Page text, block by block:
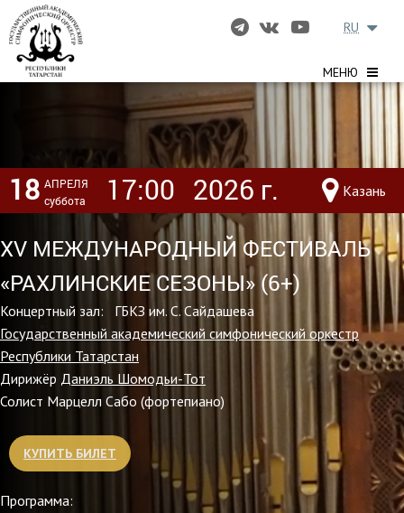
МЕНЮ
RU
18 АПРЕЛЯ
суббота
17:00 2026 г. Казань
XV МЕЖДУНАРОДНЫЙ ФЕСТИВАЛЬ
«РАХЛИНСКИЕ СЕЗОНЫ» (6+)
Концертный зал: ГБКЗ им. С. Сайдашева
Государственный академический симфонический оркестр
Республики Татарстан
Дирижёр Даниэль Шомодьи-Тот
Солист Марцелл Сабо (фортепиано)
КУПИТЬ БИЛЕТ
Программа: